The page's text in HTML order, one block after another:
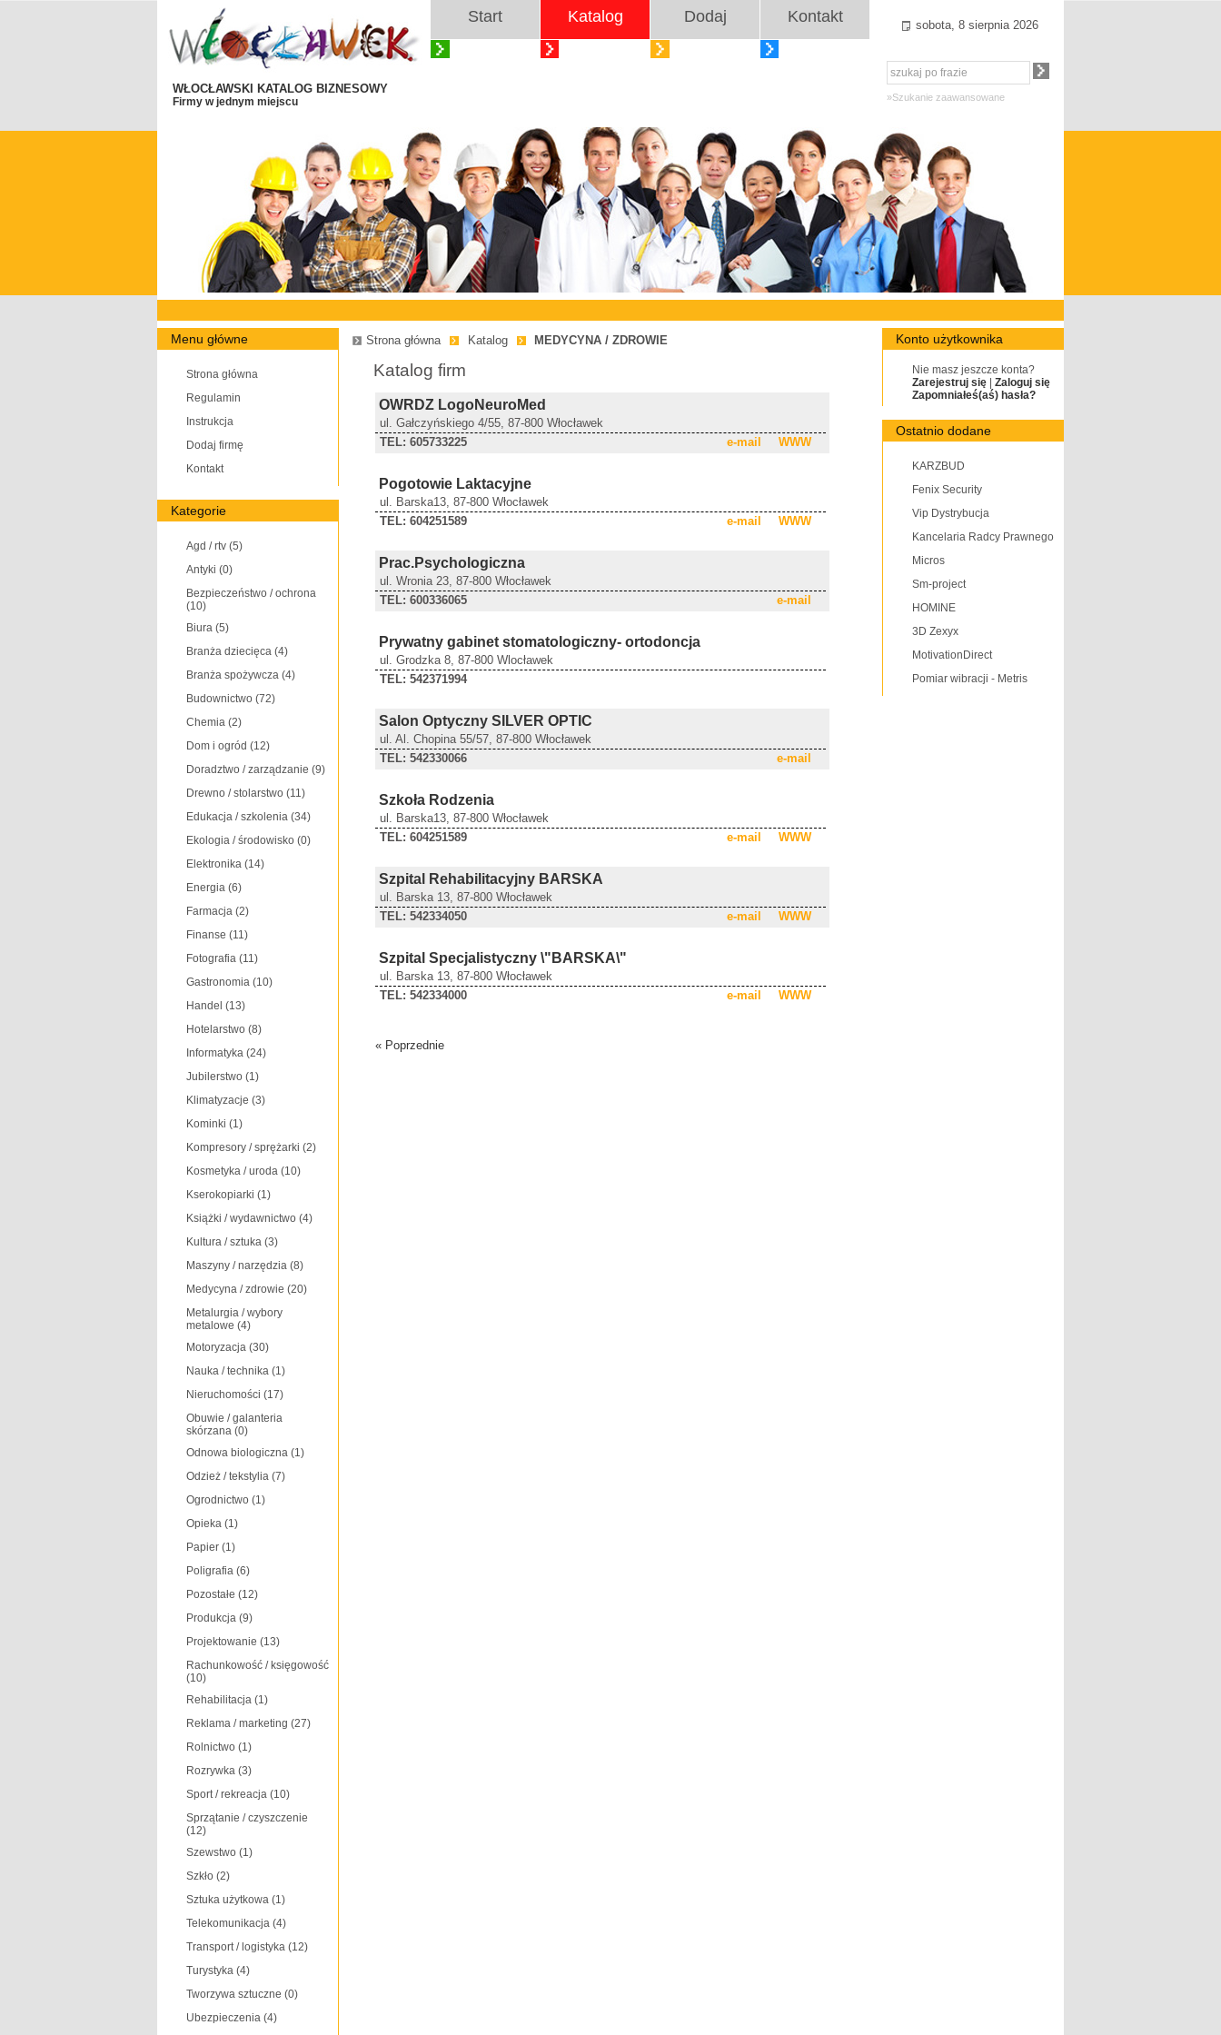
WŁOCŁAWSKI KATALOG BIZNESOWY
Firmy w jednym miejscu
Start Katalog Dodaj Kontakt sobota, 8 sierpnia 2026
»Szukanie zaawansowane
Menu główne
Strona główna
Regulamin
Instrukcja
Dodaj firmę
Kontakt
Kategorie
Agd / rtv (5)
Antyki (0)
Bezpieczeństwo / ochrona
(10)
Biura (5)
Branża dziecięca (4)
Branża spożywcza (4)
Budownictwo (72)
Chemia (2)
Dom i ogród (12)
Doradztwo / zarządzanie (9)
Drewno / stolarstwo (11)
Edukacja / szkolenia (34)
Ekologia / środowisko (0)
Elektronika (14)
Energia (6)
Farmacja (2)
Finanse (11)
Fotografia (11)
Gastronomia (10)
Handel (13)
Hotelarstwo (8)
Informatyka (24)
Jubilerstwo (1)
Klimatyzacje (3)
Kominki (1)
Kompresory / sprężarki (2)
Kosmetyka / uroda (10)
Kserokopiarki (1)
Książki / wydawnictwo (4)
Kultura / sztuka (3)
Maszyny / narzędzia (8)
Medycyna / zdrowie (20)
Metalurgia / wybory
metalowe (4)
Motoryzacja (30)
Nauka / technika (1)
Nieruchomości (17)
Obuwie / galanteria
skórzana (0)
Odnowa biologiczna (1)
Odzież / tekstylia (7)
Ogrodnictwo (1)
Opieka (1)
Papier (1)
Poligrafia (6)
Pozostałe (12)
Produkcja (9)
Projektowanie (13)
Rachunkowość / księgowość
(10)
Rehabilitacja (1)
Reklama / marketing (27)
Rolnictwo (1)
Rozrywka (3)
Sport / rekreacja (10)
Sprzątanie / czyszczenie
(12)
Szewstwo (1)
Szkło (2)
Sztuka użytkowa (1)
Telekomunikacja (4)
Transport / logistyka (12)
Turystyka (4)
Tworzywa sztuczne (0)
Ubezpieczenia (4)
Strona główna Katalog MEDYCYNA / ZDROWIE
Katalog firm
OWRDZ LogoNeuroMed
ul. Gałczyńskiego 4/55, 87-800 Włocławek
TEL: 605733225
e-mail WWW
Pogotowie Laktacyjne
ul. Barska13, 87-800 Włocławek
TEL: 604251589
e-mail WWW
Prac.Psychologiczna
ul. Wronia 23, 87-800 Włocławek
TEL: 600336065
e-mail
Prywatny gabinet stomatologiczny- ortodoncja
ul. Grodzka 8, 87-800 Wlocławek
TEL: 542371994
Salon Optyczny SILVER OPTIC
ul. Al. Chopina 55/57, 87-800 Włocławek
TEL: 542330066
e-mail
Szkoła Rodzenia
ul. Barska13, 87-800 Włocławek
TEL: 604251589
e-mail WWW
Szpital Rehabilitacyjny BARSKA
ul. Barska 13, 87-800 Włocławek
TEL: 542334050
e-mail WWW
Szpital Specjalistyczny \"BARSKA\"
ul. Barska 13, 87-800 Włocławek
TEL: 542334000
e-mail WWW
« Poprzednie
Konto użytkownika
Nie masz jeszcze konta?
Zarejestruj się
Zaloguj się
Zapomniałeś(aś) hasła?
Ostatnio dodane
KARZBUD
Fenix Security
Vip Dystrybucja
Kancelaria Radcy Prawnego
Micros
Sm-project
HOMINE
3D Zexyx
MotivationDirect
Pomiar wibracji - Metris